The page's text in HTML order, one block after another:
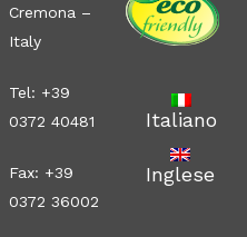
Cremona –
Italy
Tel: +39
0372 40481
Fax: +39
0372 36002
Italiano
Inglese